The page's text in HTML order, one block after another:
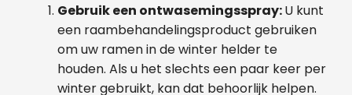
Gebruik een ontwasemingsspray:U kunt
een raambehandelingsproduct gebruiken
om uw ramen in de winter helder te
houden. Als u het slechts een paar keer per
winter gebruikt, kan dat behoorlijk helpen.